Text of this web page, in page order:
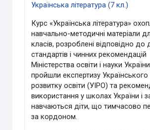
Українська література (7 кл.)
Курс «Українська література»
навчально-методичні матеріали
класів, розроблені відповідно до
стандартів і чинних рекомендацій
Міністерства освіти і науки
пройшли експертизу Українського
розвитку освіти (УІРО) та
використання у школах України і
навчаються діти, що тимчасово
за кордоном.